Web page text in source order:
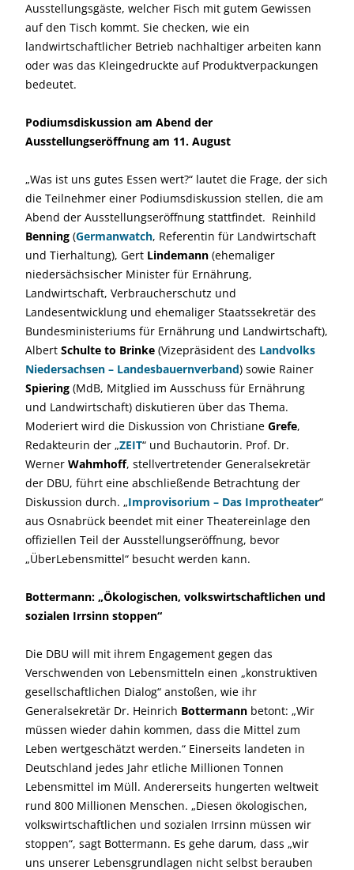
Ausstellungsgäste, welcher Fisch mit gutem Gewissen
auf den Tisch kommt. Sie checken, wie ein
landwirtschaftlicher Betrieb nachhaltiger arbeiten kann
oder was das Kleingedruckte auf Produktverpackungen
bedeutet.
Podiumsdiskussion am Abend der
Ausstellungseröffnung am 11. August
„Was ist uns gutes Essen wert?“ lautet die Frage, der sich
die Teilnehmer einer Podiumsdiskussion stellen, die am
Abend der Ausstellungseröffnung stattfindet. Reinhild
Benning (Germanwatch, Referentin für Landwirtschaft
und Tierhaltung), Gert Lindemann (ehemaliger
niedersächsischer Minister für Ernährung,
Landwirtschaft, Verbraucherschutz und
Landesentwicklung und ehemaliger Staatssekretär des
Bundesministeriums für Ernährung und Landwirtschaft),
Albert Schulte to Brinke (Vizepräsident des Landvolks
Niedersachsen – Landesbauernverband) sowie Rainer
Spiering (MdB, Mitglied im Ausschuss für Ernährung
und Landwirtschaft) diskutieren über das Thema.
Moderiert wird die Diskussion von Christiane Grefe,
Redakteurin der „ZEIT“ und Buchautorin. Prof. Dr.
Werner Wahmhoff, stellvertretender Generalsekretär
der DBU, führt eine abschließende Betrachtung der
Diskussion durch. „Improvisorium – Das Improtheater“
aus Osnabrück beendet mit einer Theatereinlage den
offiziellen Teil der Ausstellungseröffnung, bevor
„ÜberLebensmittel“ besucht werden kann.
Bottermann: „Ökologischen, volkswirtschaftlichen und
sozialen Irrsinn stoppen“
Die DBU will mit ihrem Engagement gegen das
Verschwenden von Lebensmitteln einen „konstruktiven
gesellschaftlichen Dialog“ anstoßen, wie ihr
Generalsekretär Dr. Heinrich Bottermann betont: „Wir
müssen wieder dahin kommen, dass die Mittel zum
Leben wertgeschätzt werden.“ Einerseits landeten in
Deutschland jedes Jahr etliche Millionen Tonnen
Lebensmittel im Müll. Andererseits hungerten weltweit
rund 800 Millionen Menschen. „Diesen ökologischen,
volkswirtschaftlichen und sozialen Irrsinn müssen wir
stoppen“, sagt Bottermann. Es gehe darum, dass „wir
uns unserer Lebensgrundlagen nicht selbst berauben